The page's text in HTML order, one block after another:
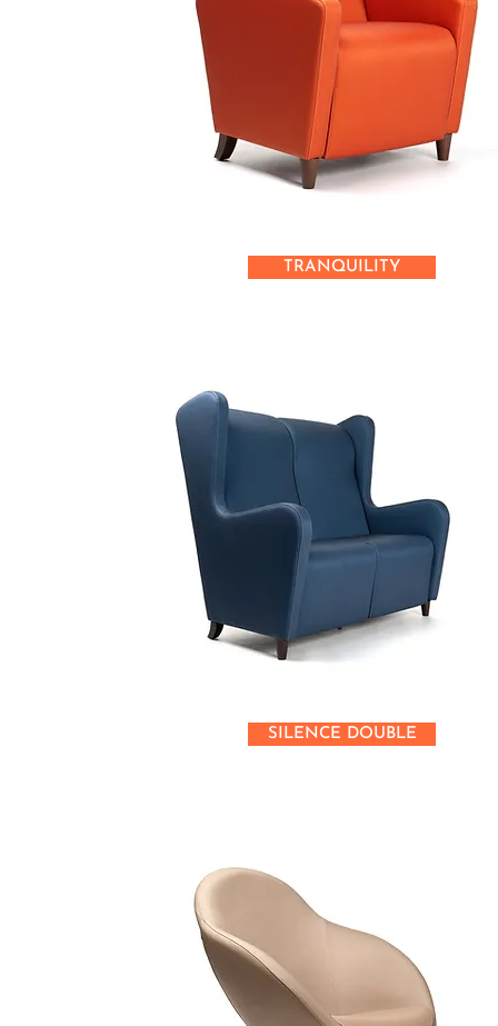
TRANQUILITY
SILENCE DOUBLE